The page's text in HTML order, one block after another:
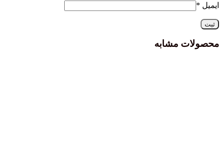
ایمیل *
محصولات مشابه